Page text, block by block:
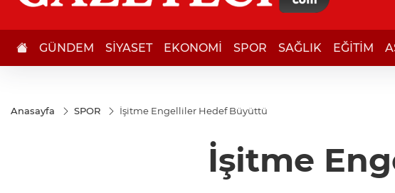
GÜNDEM SİYASET EKONOMİ SPOR SAĞLIK EĞİTİM
Anasayfa SPOR İşitme Engelliler Hedef Büyüttü
İşitme